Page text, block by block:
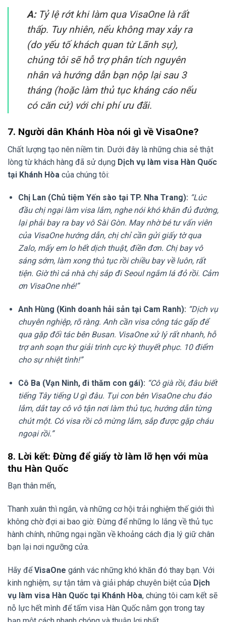
A:Tỷ lệ rớt khi làm qua VisaOne là rất
thấp. Tuy nhiên, nếu không may xảy ra
(do yếu tố khách quan từ Lãnh sự),
chúng tôi sẽ hỗ trợ phân tích nguyên
nhân và hướng dẫn bạn nộp lại sau 3
tháng (hoặc làm thủ tục kháng cáo nếu
có căn cứ) với chi phí ưu đãi.
7. Người dân Khánh Hòa nói gì về VisaOne?
Chất lượng tạo nên niềm tin. Dưới đây là những chia sẻ thật
lòng từ khách hàng đã sử dụng Dịch vụ làm visa Hàn Quốc
tại Khánh Hòa của chúng tôi:
Chị Lan (Chủ tiệm Yến sào tại TP. Nha Trang): “Lúc
đầu chị ngại làm visa lắm, nghe nói khó khăn đủ đường,
lại phải bay ra bay vô Sài Gòn. May nhờ bé tư vấn viên
của VisaOne hướng dẫn, chị chỉ cần gửi giấy tờ qua
Zalo, mấy em lo hết dịch thuật, điền đơn. Chị bay vô
sáng sớm, làm xong thủ tục rồi chiều bay về luôn, rất
tiện. Giờ thì cả nhà chị sắp đi Seoul ngắm lá đỏ rồi. Cảm
ơn VisaOne nhé!”
Anh Hùng (Kinh doanh hải sản tại Cam Ranh): “Dịch vụ
chuyên nghiệp, rõ ràng. Anh cần visa công tác gấp để
qua gặp đối tác bên Busan. VisaOne xử lý rất nhanh, hỗ
trợ anh soạn thư giải trình cực kỳ thuyết phục. 10 điểm
cho sự nhiệt tình!”
Cô Ba (Vạn Ninh, đi thăm con gái): “Cô già rồi, đâu biết
tiếng Tây tiếng U gì đâu. Tụi con bên VisaOne chu đáo
lắm, dắt tay cô vô tận nơi làm thủ tục, hướng dẫn từng
chút một. Có visa rồi cô mừng lắm, sắp được gặp cháu
ngoại rồi.”
8. Lời kết: Đừng để giấy tờ làm lỡ hẹn với mùa
thu Hàn Quốc
Bạn thân mến,
Thanh xuân thì ngắn, và những cơ hội trải nghiệm thế giới thì
không chờ đợi ai bao giờ. Đừng để những lo lắng về thủ tục
hành chính, những ngại ngần về khoảng cách địa lý giữ chân
bạn lại nơi ngưỡng cửa.
Hãy đểVisaOne gánh vác những khó khăn đó thay bạn. Với
kinh nghiệm, sự tận tâm và giải pháp chuyên biệt của Dịch
vụ làm visa Hàn Quốc tại Khánh Hòa, chúng tôi cam kết sẽ
nỗ lực hết mình để tấm visa Hàn Quốc nằm gọn trong tay